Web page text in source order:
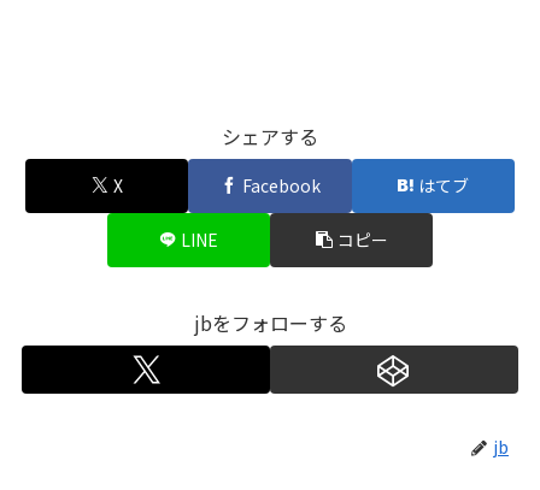
シェアする
X Facebook はてブ
LINE コピー
jbをフォローする
jb